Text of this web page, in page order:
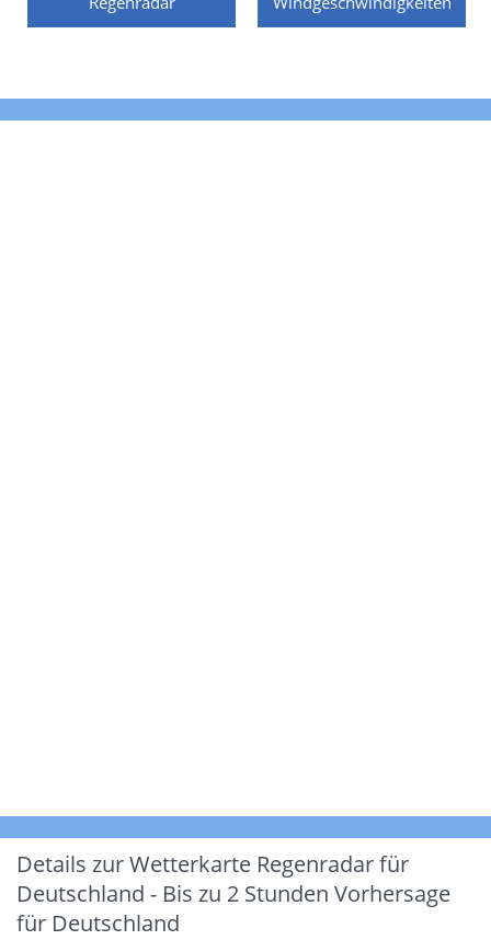
Details zur Wetterkarte Regenradar für
Deutschland - Bis zu 2 Stunden Vorhersage
für Deutschland